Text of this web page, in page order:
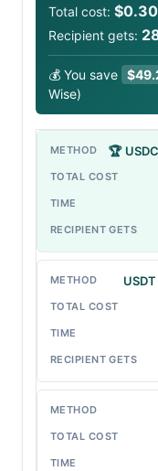
Total cost: $0.30
Recipient gets:
💰 You save
Wise)
🏆